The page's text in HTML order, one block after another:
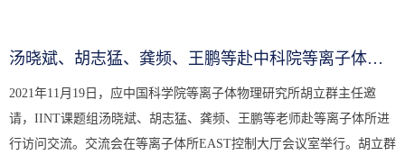
汤晓斌、胡志猛、龚频、王鹏等赴中科院等离子体所参观访问交流
2021年11月19日，应中国科学院等离子体物理研究所胡立群主任邀
请，IINT课题组汤晓斌、胡志猛、龚频、王鹏等老师赴等离子体所进
行访问交流。交流会在等离子体所EAST控制大厅会议室举行。胡立群